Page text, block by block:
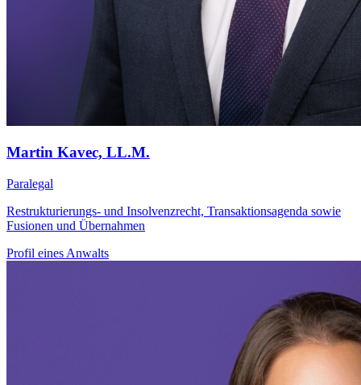
Martin Kavec, LL.M.
Paralegal
Restrukturierungs- und Insolvenzrecht, Transaktionsagenda sowie
Fusionen und Übernahmen
Profil eines Anwalts